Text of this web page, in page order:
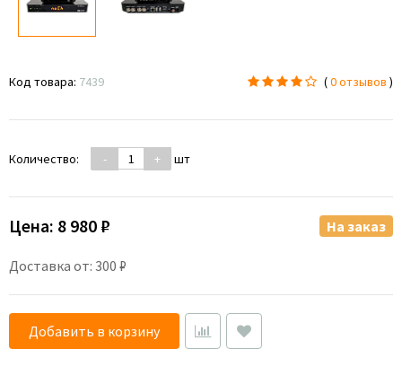
Код товара: 7439 (0 отзывов )
Количество: - + шт
Цена: 8 980 ₽
Доставка от: 300 ₽
На заказ
Добавить в корзину